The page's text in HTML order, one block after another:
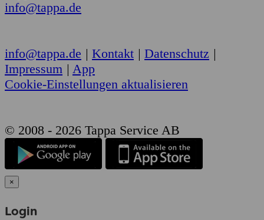
info@tappa.de
info@tappa.de | Kontakt | Datenschutz |
Impressum | App
Cookie-Einstellungen aktualisieren
© 2008 - 2026 Tappa Service AB
×
Login